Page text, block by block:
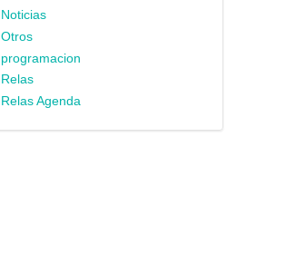
Noticias
Otros
programacion
Relas
Relas Agenda